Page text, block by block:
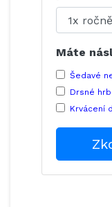
Máte
Šedavé
Drsné
Krvácení